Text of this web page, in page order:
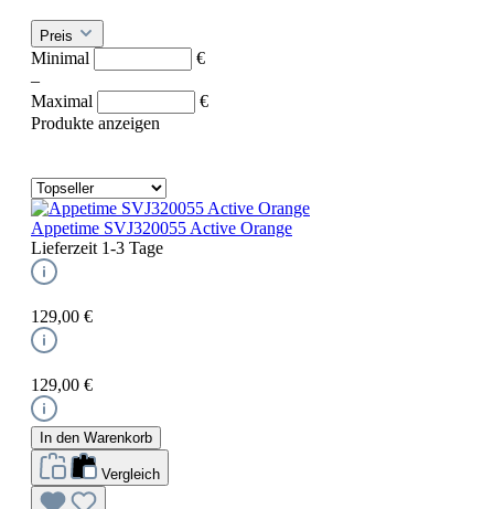
Preis
Minimal
€
–
Maximal
€
Produkte anzeigen
Appetime SVJ320055 Active Orange
Lieferzeit 1-3 Tage
129,00 €
129,00 €
In den Warenkorb
Vergleich